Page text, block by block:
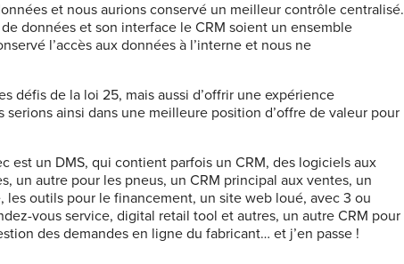
et nous aurions conservé un meilleur contrôle centralisé.
données et son interface le CRM soient un ensemble
l’accès aux données à l’interne et nous ne
défis de la loi 25, mais aussi d’offrir une expérience
serions ainsi dans une meilleure position d’offre de valeur pour
est un DMS, qui contient parfois un CRM, des logiciels aux
un autre pour les pneus, un CRM principal aux ventes, un
les outils pour le financement, un site web loué, avec 3 ou
vous service, digital retail tool et autres, un autre CRM pour
des demandes en ligne du fabricant… et j’en passe !